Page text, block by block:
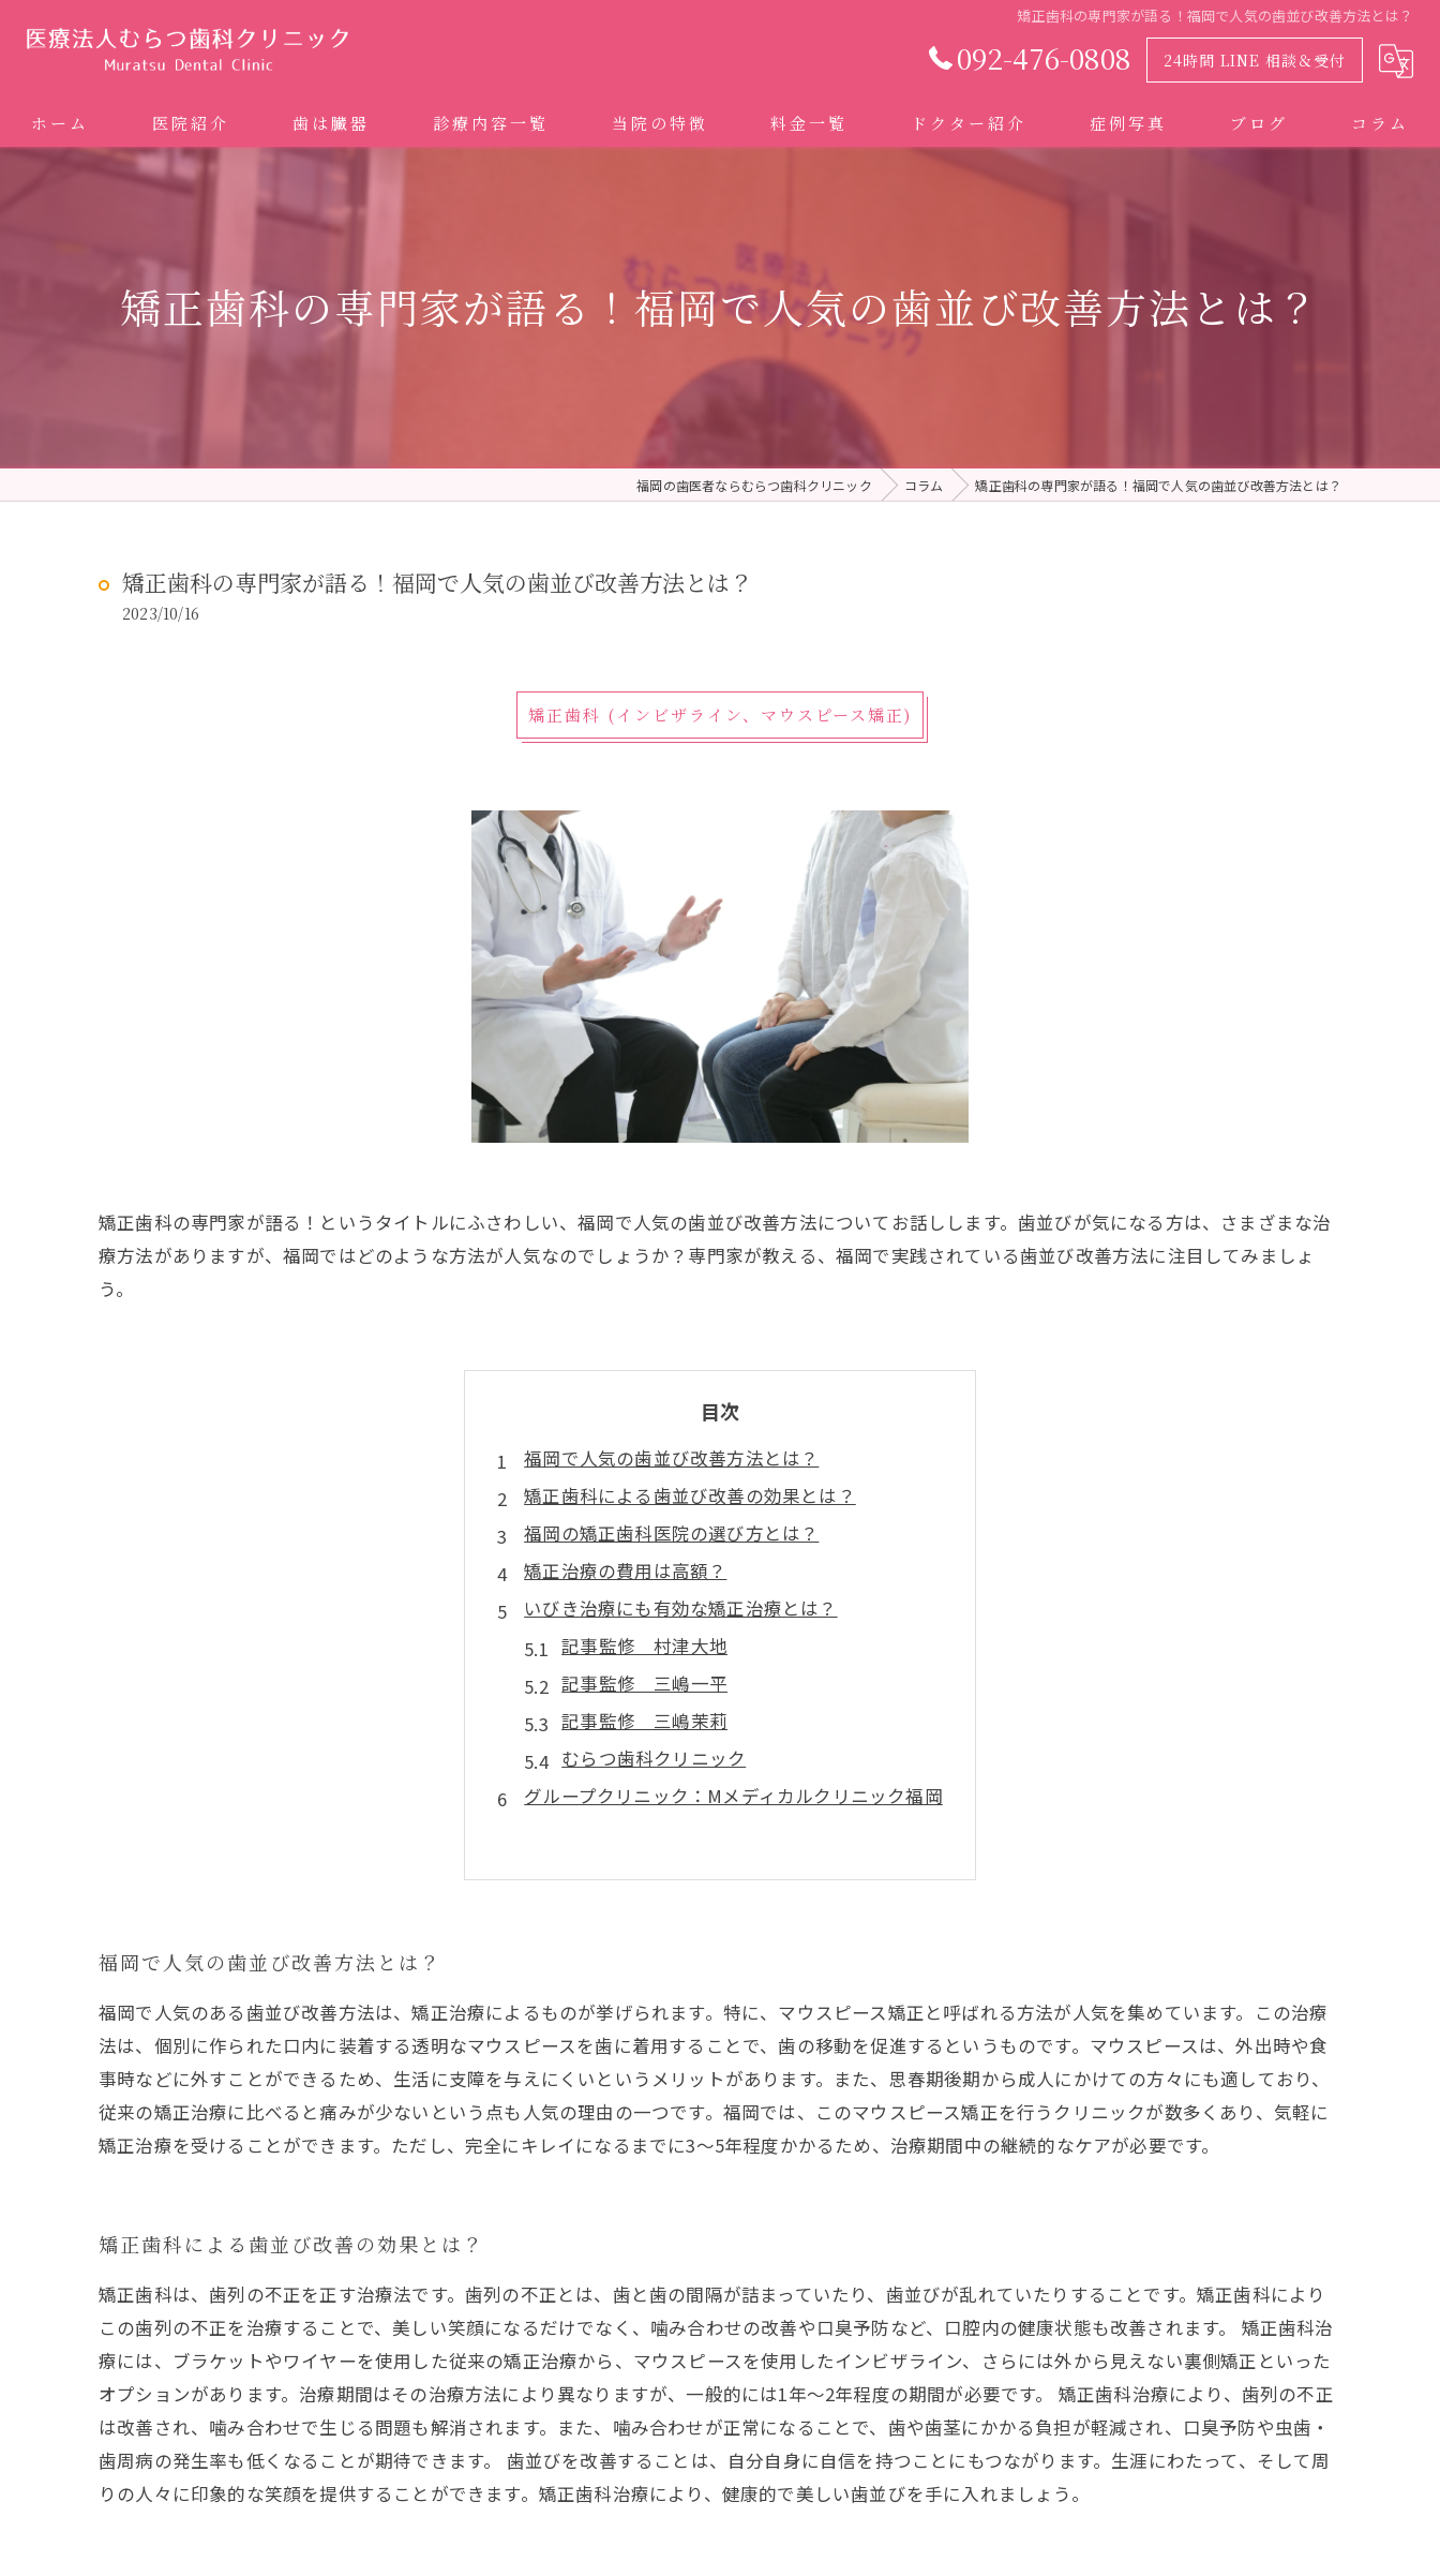
矯正歯科の専門家が語る！福岡で人気の歯並び改善方法とは？
092-476-0808 24時間 LINE 相談＆受付
ホーム 医院紹介 歯は臓器 診療内容一覧
矯正歯科 (インビザライン、マウスピース矯正）
ホワイトニング
予防歯科 (メンテナンス)
当院の特徴
ドクターむらつのワンライン歯臓ブラシ
料金一覧 ドクター紹介 症例写真 ブログ コラム
矯正歯科の専門家が語る！福岡で人気の歯並び改善方法とは？
福岡の歯医者ならむらつ歯科クリニック コラム 矯正歯科の専門家が語る！福岡で人気の歯並び改善方法とは？
矯正歯科の専門家が語る！福岡で人気の歯並び改善方法とは？
2023/10/16
矯正歯科 (インビザライン、マウスピース矯正)
矯正歯科の専門家が語る！というタイトルにふさわしい、福岡で人気の歯並び改善方法についてお話しします。歯並びが気になる方は、さまざまな治
療方法がありますが、福岡ではどのような方法が人気なのでしょうか？専門家が教える、福岡で実践されている歯並び改善方法に注目してみましょ
う。
目次
福岡で人気の歯並び改善方法とは？
矯正歯科による歯並び改善の効果とは？
福岡の矯正歯科医院の選び方とは？
矯正治療の費用は高額？
いびき治療にも有効な矯正治療とは？
記事監修 村津大地
記事監修 三嶋一平
記事監修 三嶋茉莉
むらつ歯科クリニック
グループクリニック：Mメディカルクリニック福岡
福岡で人気の歯並び改善方法とは？
福岡で人気のある歯並び改善方法は、矯正治療によるものが挙げられます。特に、マウスピース矯正と呼ばれる方法が人気を集めています。この治療
法は、個別に作られた口内に装着する透明なマウスピースを歯に着用することで、歯の移動を促進するというものです。マウスピースは、外出時や食
事時などに外すことができるため、生活に支障を与えにくいというメリットがあります。また、思春期後期から成人にかけての方々にも適しており、
従来の矯正治療に比べると痛みが少ないという点も人気の理由の一つです。福岡では、このマウスピース矯正を行うクリニックが数多くあり、気軽に
矯正治療を受けることができます。ただし、完全にキレイになるまでに3～5年程度かかるため、治療期間中の継続的なケアが必要です。
矯正歯科による歯並び改善の効果とは？
矯正歯科は、歯列の不正を正す治療法です。歯列の不正とは、歯と歯の間隔が詰まっていたり、歯並びが乱れていたりすることです。矯正歯科により
この歯列の不正を治療することで、美しい笑顔になるだけでなく、噛み合わせの改善や口臭予防など、口腔内の健康状態も改善されます。 矯正歯科治
療には、ブラケットやワイヤーを使用した従来の矯正治療から、マウスピースを使用したインビザライン、さらには外から見えない裏側矯正といった
オプションがあります。治療期間はその治療方法により異なりますが、一般的には1年〜2年程度の期間が必要です。 矯正歯科治療により、歯列の不正
は改善され、噛み合わせで生じる問題も解消されます。また、噛み合わせが正常になることで、歯や歯茎にかかる負担が軽減され、口臭予防や虫歯・
歯周病の発生率も低くなることが期待できます。 歯並びを改善することは、自分自身に自信を持つことにもつながります。生涯にわたって、そして周
りの人々に印象的な笑顔を提供することができます。矯正歯科治療により、健康的で美しい歯並びを手に入れましょう。